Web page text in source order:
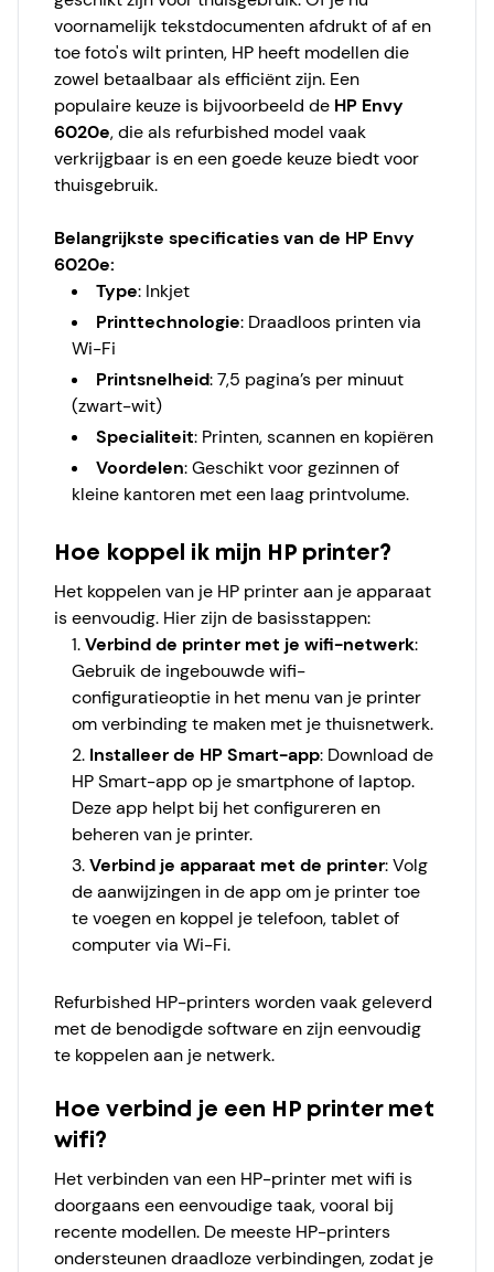
voornamelijk tekstdocumenten afdrukt of af en
toe foto's wilt printen, HP heeft modellen die
zowel betaalbaar als efficiënt zijn. Een
populaire keuze is bijvoorbeeld de HP Envy
6020e, die als refurbished model vaak
verkrijgbaar is en een goede keuze biedt voor
thuisgebruik.
Belangrijkste specificaties van de HP Envy
6020e:
Type: Inkjet
Printtechnologie: Draadloos printen via
Wi-Fi
Printsnelheid: 7,5 pagina’s per minuut
(zwart-wit)
Specialiteit: Printen, scannen en kopiëren
Voordelen: Geschikt voor gezinnen of
kleine kantoren met een laag printvolume.
Hoe koppel ik mijn HP printer?
Het koppelen van je HP printer aan je apparaat
is eenvoudig. Hier zijn de basisstappen:
Verbind de printer met je wifi-netwerk:
Gebruik de ingebouwde wifi-
configuratieoptie in het menu van je printer
om verbinding te maken met je thuisnetwerk.
Installeer de HP Smart-app: Download de
HP Smart-app op je smartphone of laptop.
Deze app helpt bij het configureren en
beheren van je printer.
Verbind je apparaat met de printer: Volg
de aanwijzingen in de app om je printer toe
te voegen en koppel je telefoon, tablet of
computer via Wi-Fi.
Refurbished HP-printers worden vaak geleverd
met de benodigde software en zijn eenvoudig
te koppelen aan je netwerk.
Hoe verbind je een HP printer met
wifi?
Het verbinden van een HP-printer met wifi is
doorgaans een eenvoudige taak, vooral bij
recente modellen. De meeste HP-printers
ondersteunen draadloze verbindingen, zodat je